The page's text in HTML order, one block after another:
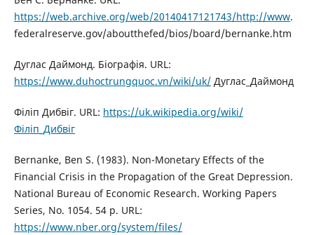
https://web.archive.org/web/20140417121743/http://www.
federalreserve.gov/aboutthefed/bios/board/bernanke.htm
Дуглас Даймонд. Біографія. URL:
https://www.duhoctrungquoc.vn/wiki/uk/Дуглас_Даймонд
Філіп Дибвіг. URL: https://uk.wikipedia.org/wiki/
Філіп_Дибвіг
Bernanke, Вen S. (1983). Non-Monetary Effects of the
Financial Crisis in the Propagation of the Great Depression.
National Bureau of Economic Research. Working Papers
Series, No. 1054. 54 p. URL:
https://www.nber.org/system/files/